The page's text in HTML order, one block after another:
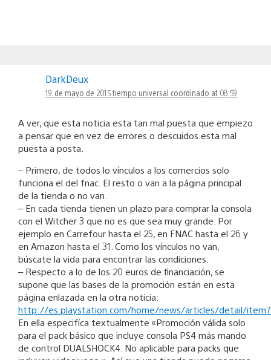
DarkDeux
19 de mayo de 2015 tiempo universal coordinado at 08:59
A ver, que esta noticia esta tan mal puesta que empiezo
a pensar que en vez de errores o descuidos esta mal
puesta a posta.
– Primero, de todos lo vínculos a los comercios solo
funciona el del fnac. El resto o van a la página principal
de la tienda o no van.
– En cada tienda tienen un plazo para comprar la consola
con el Witcher 3 que no es que sea muy grande. Por
ejemplo en Carrefour hasta el 25, en FNAC hasta el 26 y
en Amazon hasta el 31. Como los vínculos no van,
búscate la vida para encontrar las condiciones.
– Respecto a lo de los 20 euros de financiación, se
supone que las bases de la promoción están en esta
página enlazada en la otra noticia:
http://es.playstation.com/home/news/articles/detail/
En ella especifíca textualmente «Promoción válida solo
para el pack básico que incluye consola PS4 más mando
de control DUALSHOCK4. No aplicable para packs que